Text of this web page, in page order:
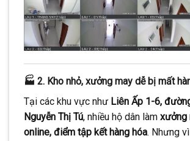
🏭 2. Kho nhỏ, xưởng may dễ bị mất
Tại các khu vực như Liên Ấp 1-6,
Nguyễn Thị Tú, nhiều hộ dân làm xưởng
online, điểm tập kết hàng hóa. Nhưng